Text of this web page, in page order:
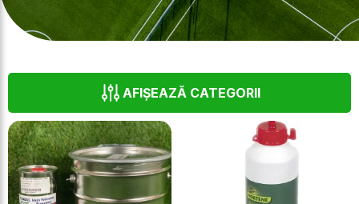
AFIȘEAZĂ CATEGORII